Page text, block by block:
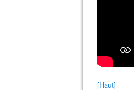
[Haut]